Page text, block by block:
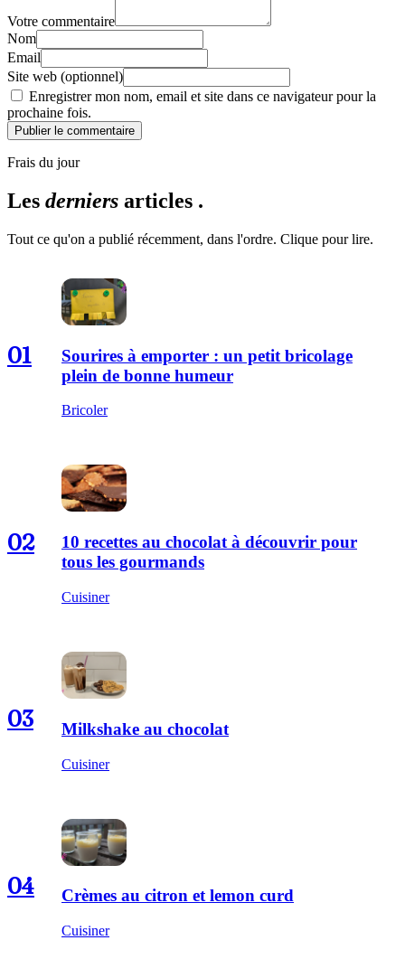
Votre commentaire
Nom
Email
Site web (optionnel)
Enregistrer mon nom, email et site dans ce navigateur pour la
prochaine fois.
Publier le commentaire
Frais du jour
Les derniers articles .
Tout ce qu'on a publié récemment, dans l'ordre. Clique pour lire.
01
Sourires à emporter : un petit bricolage
plein de bonne humeur
Bricoler
02
10 recettes au chocolat à découvrir pour
tous les gourmands
Cuisiner
03 Milkshake au chocolat
Cuisiner
04 Crèmes au citron et lemon curd
Cuisiner